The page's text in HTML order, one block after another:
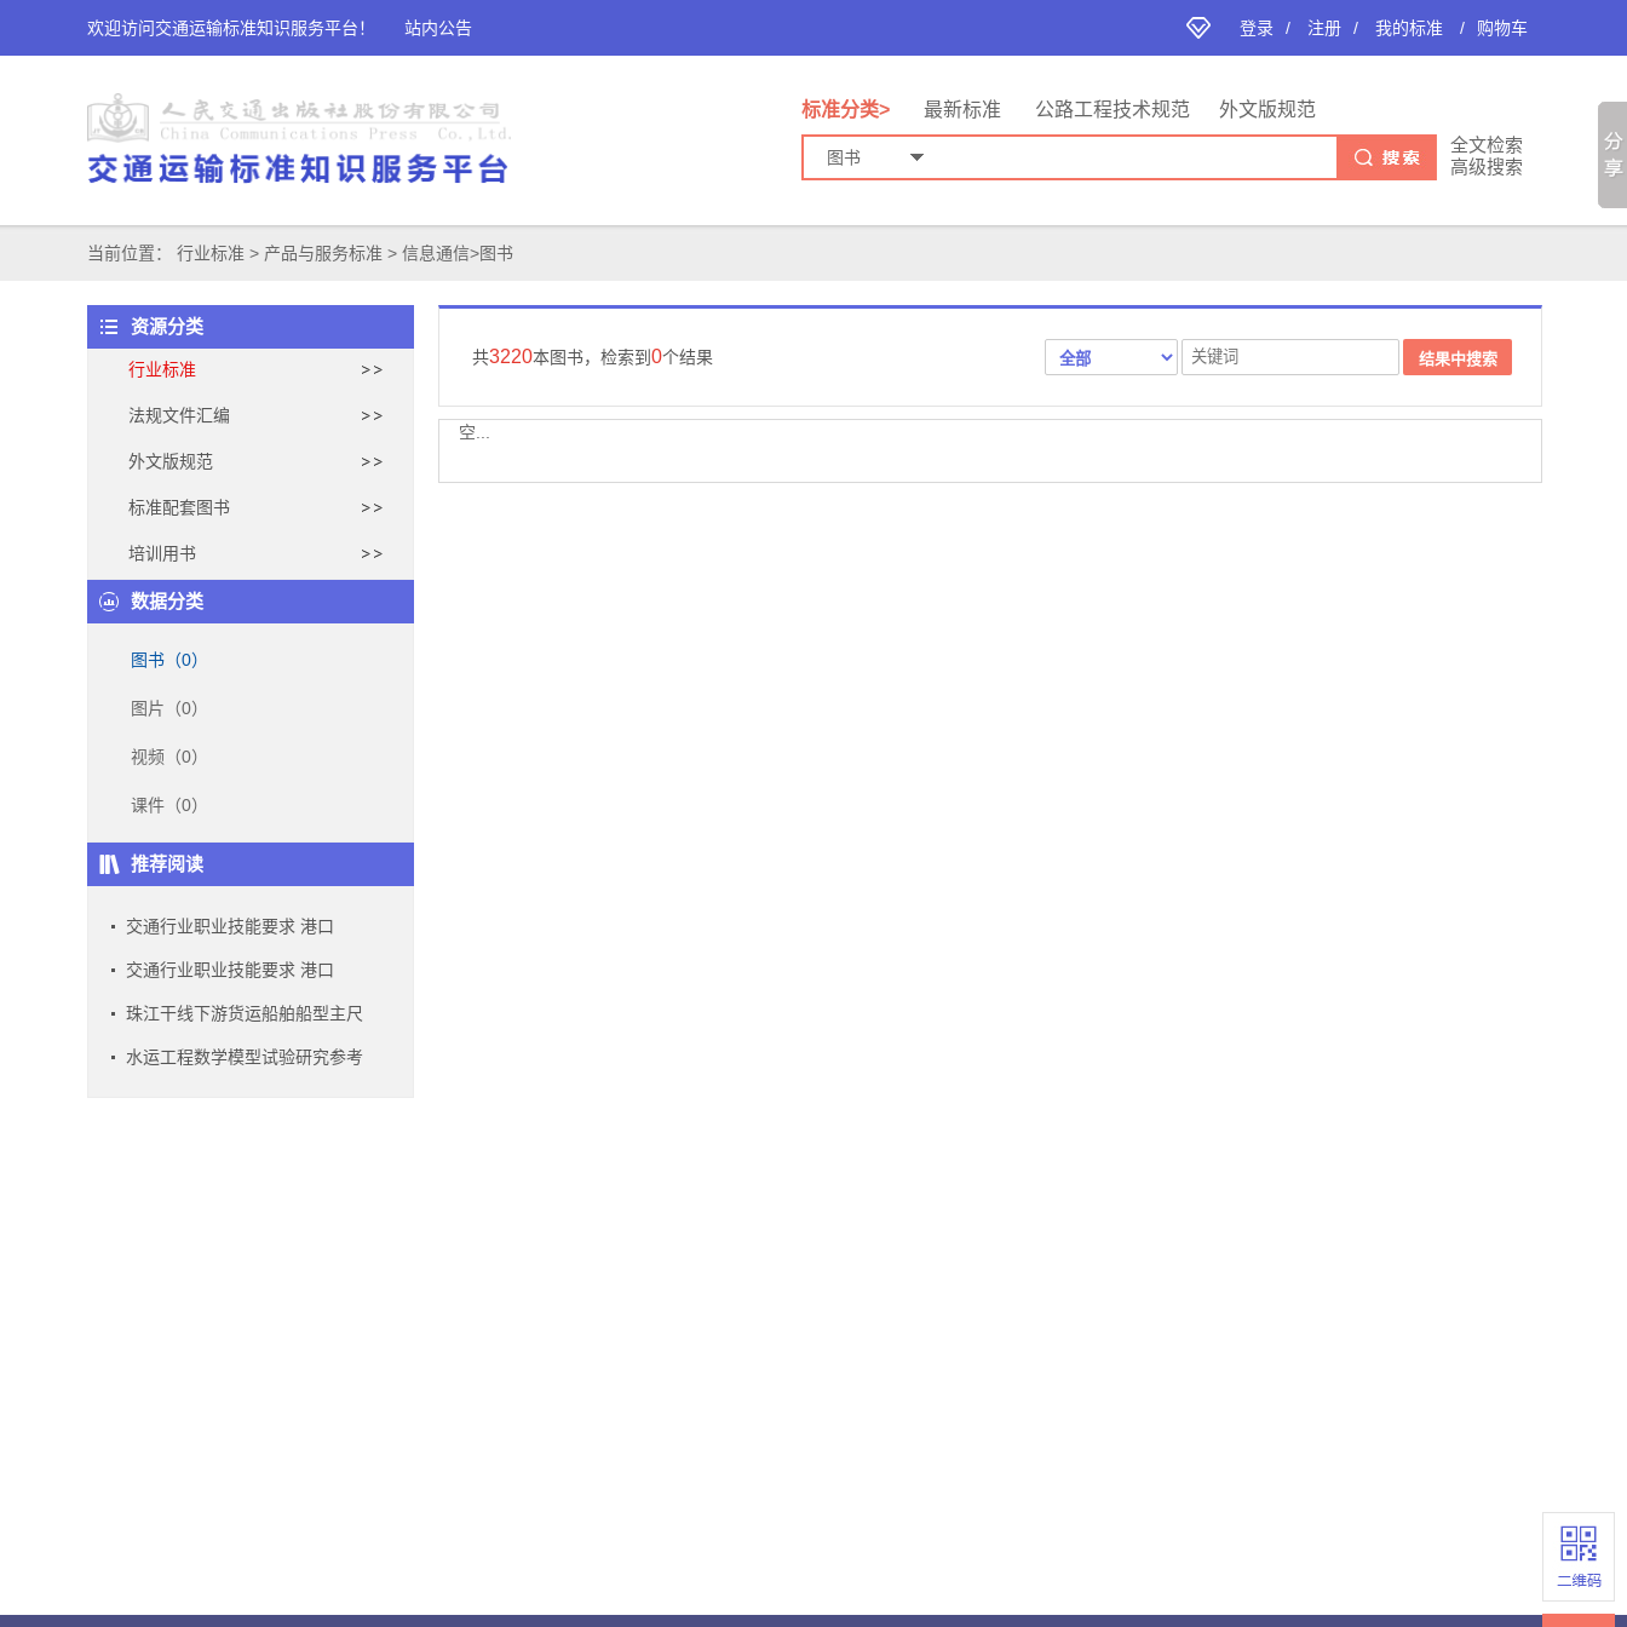
欢迎访问交通运输标准知识服务平台！ 站内公告 登录 / 注册 / 我的标准 / 购物车
标准分类> 最新标准 公路工程技术规范 外文版规范
图书
全文检索
高级搜索
当前位置： 行业标准 > 产品与服务标准 > 信息通信>图书
资源分类
行业标准
法规文件汇编
外文版规范
标准配套图书
培训用书
数据分类
图书（0）
图片（0）
视频（0）
课件（0）
推荐阅读
交通行业职业技能要求 港口
交通行业职业技能要求 港口
珠江干线下游货运船舶船型主尺
水运工程数学模型试验研究参考
共3220本图书，检索到 0个结果
空...